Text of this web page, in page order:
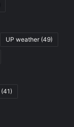
UP weather(49)
(41)